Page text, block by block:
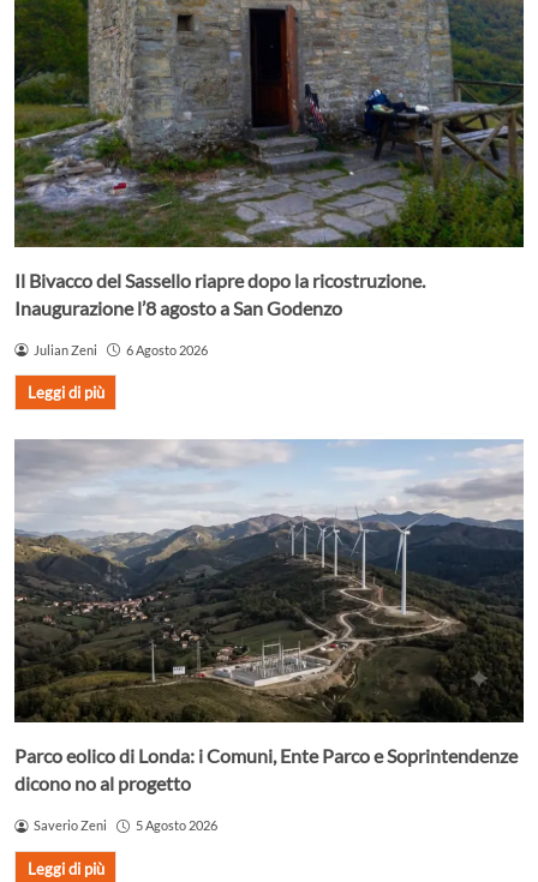
Il Bivacco del Sassello riapre dopo la ricostruzione.
Inaugurazione l’8 agosto a San Godenzo
Julian Zeni 6 Agosto 2026
Leggi di più
Parco eolico di Londa: i Comuni, Ente Parco e Soprintendenze
dicono no al progetto
Saverio Zeni 5 Agosto 2026
Leggi di più